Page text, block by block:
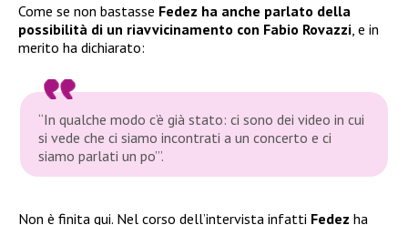
Come se non bastasse Fedez ha anche parlato della
possibilità di un riavvicinamento con Fabio Rovazzi , e in
merito ha dichiarato:
“In qualche modo c’è già stato: ci sono dei video in cui
si vede che ci siamo incontrati a un concerto e ci
siamo parlati un po’”.
Non è finita qui. Nel corso dell’intervista infatti Fedez ha